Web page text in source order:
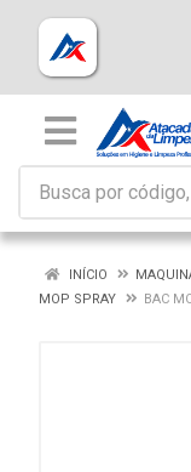
INÍCIO
MOP SPRAY
BAC